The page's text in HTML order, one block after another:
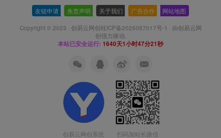
友链申请 免责声明 关于我们 广告合作 网站地图
Copyright © 2023 · 创易云网创桂ICP备2025057017号-1 · 由创易云网
创强力驱动.
本站已安全运行: 1640天1小时47分22秒
创易云网创系统 扫码加站长微信